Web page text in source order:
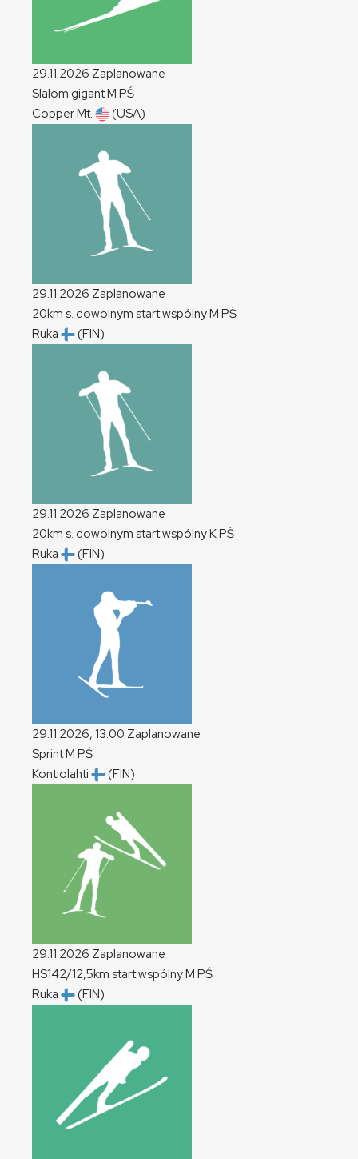
29.11.2026 Zaplanowane
Slalom gigantM PŚ
Copper Mt.
(USA)
29.11.2026 Zaplanowane
20km s. dowolnym start wspólnyM PŚ
Ruka
(FIN)
29.11.2026 Zaplanowane
20km s. dowolnym start wspólnyKPŚ
Ruka
(FIN)
29.11.2026, 13:00 Zaplanowane
SprintM PŚ
Kontiolahti
(FIN)
29.11.2026 Zaplanowane
HS142/12,5km start wspólnyM PŚ
Ruka
(FIN)